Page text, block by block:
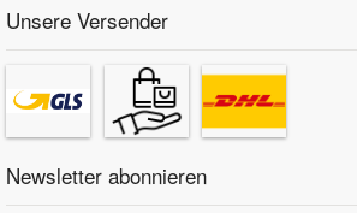
Unsere Versender
Newsletter abonnieren